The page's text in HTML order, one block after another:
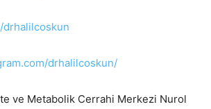
drhalilcoskun
drhalilcoskun/
ve Metabolik Cerrahi Merkezi Nurol